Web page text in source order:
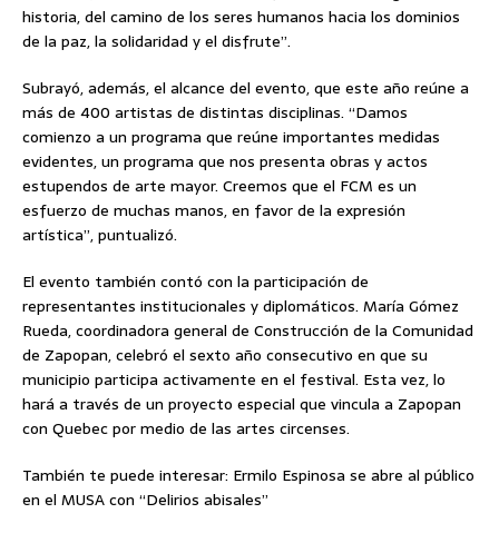
historia, del camino de los seres humanos hacia los dominios
de la paz, la solidaridad y el disfrute”.
Subrayó, además, el alcance del evento, que este año reúne a
más de 400 artistas de distintas disciplinas. “Damos
comienzo a un programa que reúne importantes medidas
evidentes, un programa que nos presenta obras y actos
estupendos de arte mayor. Creemos que el FCM es un
esfuerzo de muchas manos, en favor de la expresión
artística”, puntualizó.
El evento también contó con la participación de
representantes institucionales y diplomáticos. María Gómez
Rueda, coordinadora general de Construcción de la Comunidad
de Zapopan, celebró el sexto año consecutivo en que su
municipio participa activamente en el festival. Esta vez, lo
hará a través de un proyecto especial que vincula a Zapopan
con Quebec por medio de las artes circenses.
También te puede interesar: Ermilo Espinosa se abre al público
en el MUSA con “Delirios abisales”